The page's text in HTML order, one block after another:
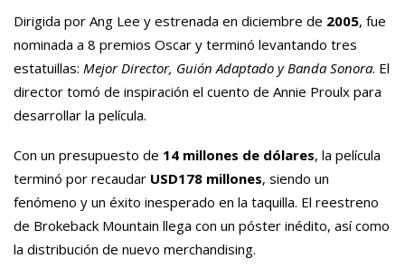
Dirigida por Ang Lee y estrenada en diciembre de 2005, fue
nominada a 8 premios Oscar y terminó levantando tres
estatuillas: Mejor Director, Guión Adaptado y Banda Sonora. El
director tomó de inspiración el cuento de Annie Proulx para
desarrollar la película.
Con un presupuesto de 14 millones de dólares, la película
terminó por recaudar USD178 millones, siendo un
fenómeno y un éxito inesperado en la taquilla. El reestreno
de Brokeback Mountain llega con un póster inédito, así como
la distribución de nuevo merchandising.